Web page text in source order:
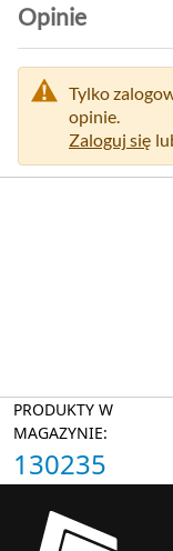
Opinie
Tylko
opinie.
Zaloguj się
PRODUKTY W
MAGAZYNIE:
130235